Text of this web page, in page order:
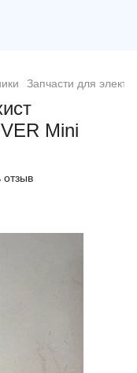
Запчасти для
Mini
отзыв